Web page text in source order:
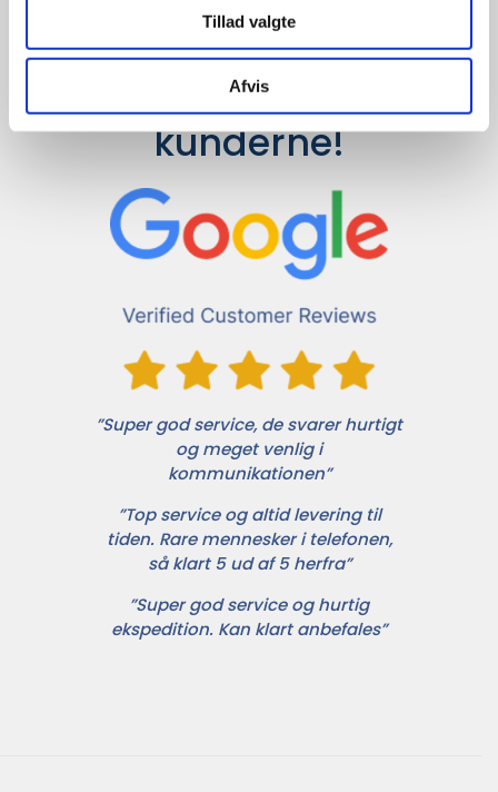
Tillad valgte
Afvis
Det siger
kunderne!
”Super god service, de svarer hurtigt
og meget venlig i
kommunikationen”
”Top service og altid levering til
tiden. Rare mennesker i telefonen,
så klart 5 ud af 5 herfra”
”Super god service og hurtig
ekspedition. Kan klart anbefales”